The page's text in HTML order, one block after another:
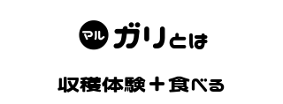
●ガリとは
マル
​収穫体験＋食べる